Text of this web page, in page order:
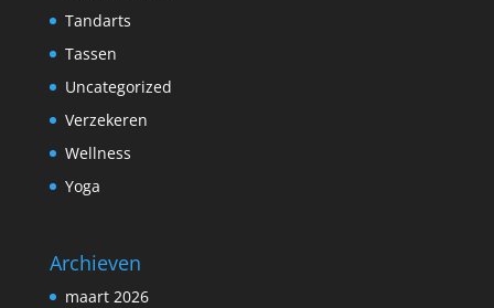
Tandarts
Tassen
Uncategorized
Verzekeren
Wellness
Yoga
Archieven
maart 2026